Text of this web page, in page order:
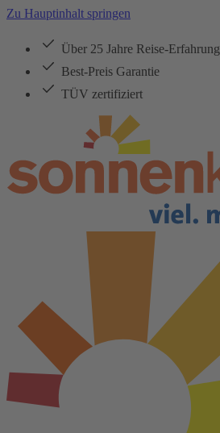
Zu Hauptinhalt springen
Über 25 Jahre Reise-Erfahrung
Best-Preis Garantie
TÜV zertifiziert